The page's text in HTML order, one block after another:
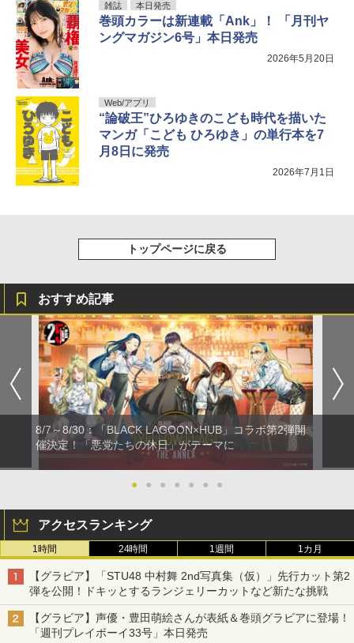
雑誌 本日発売
巻頭カラーは新連載「Ank」！ 「月刊ヤ
ングマガジン6号」本日発売
2026年5月20日
Web/アプリ
“論破王”ひろゆきのこども時代を描いた
マンガ「こども ひろゆき」の単行本を7
月8日に発売
2026年7月1日
トップページに戻る
おすすめ記事
8/7～8/30：「BLACK LAGOON×HUB」コラボ第2弾開
催決定！「悪党たちの休日」がテーマに
● ● ● ● ● ● ●
アクセスランキング
1時間 24時間 1週間 1カ月
【グラビア】「STU48 中村舞 2nd写真集（仮）」先行カット第2
弾を公開！ドキッとするランジェリーカットなど新たな挑戦
【グラビア】声優・豊田萌絵さんが表紙＆巻頭グラビアに登場！
「週刊プレイボーイ33号」本日発売